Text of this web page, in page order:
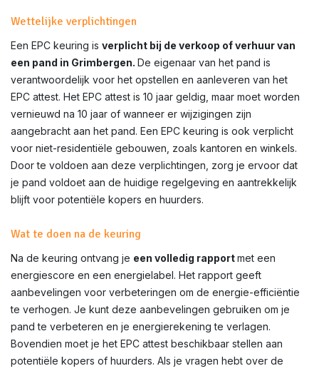
Wettelijke verplichtingen
Een EPC keuring is verplicht bij de verkoop of verhuur van
een pand in Grimbergen. De eigenaar van het pand is
verantwoordelijk voor het opstellen en aanleveren van het
EPC attest. Het EPC attest is 10 jaar geldig, maar moet worden
vernieuwd na 10 jaar of wanneer er wijzigingen zijn
aangebracht aan het pand. Een EPC keuring is ook verplicht
voor niet-residentiële gebouwen, zoals kantoren en winkels.
Door te voldoen aan deze verplichtingen, zorg je ervoor dat
je pand voldoet aan de huidige regelgeving en aantrekkelijk
blijft voor potentiële kopers en huurders.
Wat te doen na de keuring
Na de keuring ontvang je een volledig rapportmet een
energiescore en een energielabel. Het rapport geeft
aanbevelingen voor verbeteringen om de energie-efficiëntie
te verhogen. Je kunt deze aanbevelingen gebruiken om je
pand te verbeteren en je energierekening te verlagen.
Bovendien moet je het EPC attest beschikbaar stellen aan
potentiële kopers of huurders. Als je vragen hebt over de